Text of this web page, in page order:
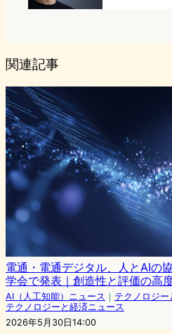
関連記事
電通・電通デジタル、人とAIの
学会で発表｜創造性と評価の高
AI（人工知能）ニュース ｜ テクノロジ
テクノロジーと経済ニュース
2026年5月30日14:00